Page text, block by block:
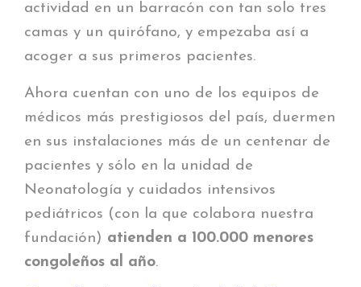
actividad en un barracón con tan solo tres
camas y un quirófano, y empezaba así a
acoger a sus primeros pacientes.
Ahora cuentan con uno de los equipos de
médicos más prestigiosos del país, duermen
en sus instalaciones más de un centenar de
pacientes y sólo en la unidad de
Neonatología y cuidados intensivos
pediátricos (con la que colabora nuestra
fundación) atienden a 100.000 menores
congoleños al año.